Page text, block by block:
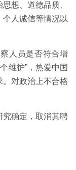
想、道德品质、
人诚信等情况以
人员是否符合增
维护”，热爱中国
对政治上不合格
究确定，取消其聘